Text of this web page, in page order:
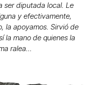
ser diputada local. Le
y efectivamente,
la apoyamos. Sirvió de
la mano de quienes la
ralea...